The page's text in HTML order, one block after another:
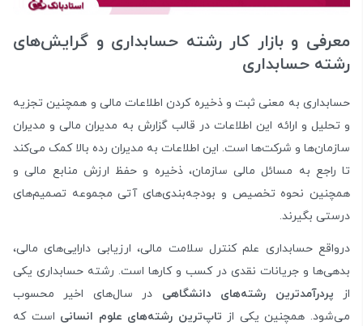
معرفی و بازار کار رشته حسابداری و گرایش‌های
رشته حسابداری
حسابداری به معنی ثبت و ذخیره کردن اطلاعات مالی و همچنین تجزیه
و تحلیل و ارائه این اطلاعات در قالب گزارش به مدیران مالی و مدیران
سازمان‌ها و شرکت‌ها است. این اطلاعات به مدیران رده بالا کمک می‌کند
تا راجع به مسائل مالی سازمان، ذخیره و حفظ ارزش منابع مالی و
همچنین نحوه تخصیص و بودجه‌بندی‌های آتی مجموعه تصمیم‌های
درستی بگیرند.
درواقع حسابداری علم کنترل سلامت مالی، ارزیابی‌ دارایی‌های مالی،
بدهی‌ها و جریانات نقدی در کسب و کارها است. رشته حسابداری یکی
از پردرآمدترین رشته‌های دانشگاهی در سال‌های اخیر محسوب
می‌شود. همچنین یکی از تاپ‌ترین رشته‌های علوم انسانی است که